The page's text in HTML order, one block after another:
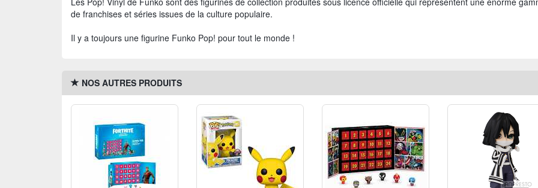
de franchises et séries issues de la culture populaire.
Il y a toujours une figurine Funko Pop! pour tout le monde !
NOS AUTRES PRODUITS